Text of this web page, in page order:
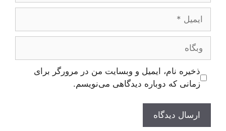
ایمیل
وبگاه
ذخیره نام، ایمیل و وبسایت من در مرورگر برای
زمانی که دوباره دیدگاهی می‌نویسم.